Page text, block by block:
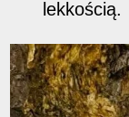
lekkością.